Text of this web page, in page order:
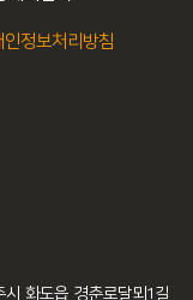
인정보처리방침
시 화도읍 경춘로달뫼1길